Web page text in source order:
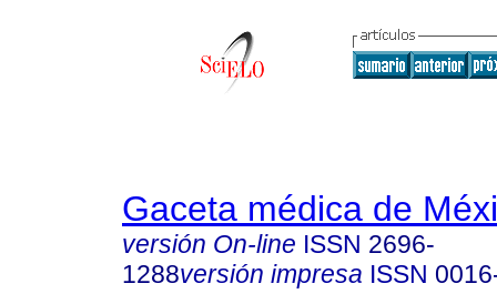
Gaceta médica de
versión On-line ISSN 2696-
1288versión impresa ISSN